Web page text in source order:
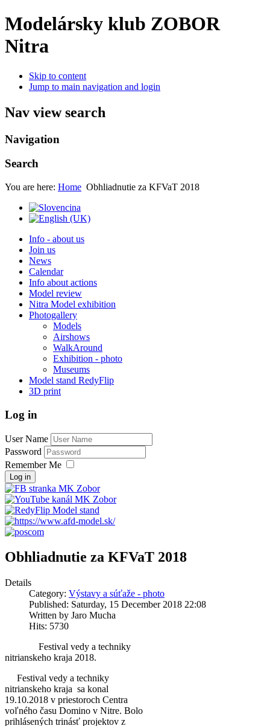
Modelársky klub ZOBOR
Nitra
Skip to content
Jump to main navigation and login
Nav view search
Navigation
Search
You are here: Home Obhliadnutie za KFVaT 2018
Info - about us
Join us
News
Calendar
Info about actions
Model review
Nitra Model exhibition
Photogallery
Models
Airshows
WalkAround
Exhibition - photo
Museums
Model stand RedyFlip
3D print
Log in
User Name
Password
Remember Me
Log in
Obhliadnutie za KFVaT 2018
Details
Category: Výstavy a súťaže - photo
Published: Saturday, 15 December 2018 22:08
Written by Jaro Mucha
Hits: 5730
Festival vedy a techniky
nitrianskeho kraja 2018.
Festival vedy a techniky
nitrianskeho kraja sa konal
19.10.2018 v priestoroch Centra
voľného času Domino v Nitre. Bolo
prihlásených trinásť projektov z